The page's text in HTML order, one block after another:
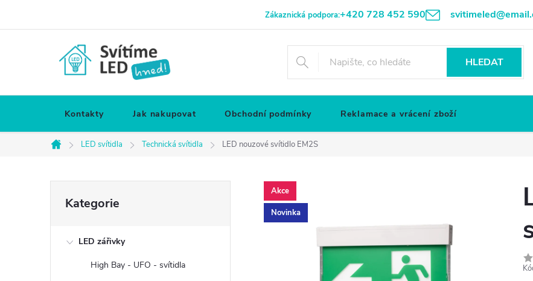
Zákaznická podpora:+420 728 452 590
HLEDAT
Kontakty Jak nakupovat Obchodní podmínky Reklamace a vrácení zboží
Domů
LED svítidla Technická svítidla LED nouzové svítidlo EM2S
kategorie
Kategorie
LED zářivky
High Bay - UFO - svítidla
Akce
Novinka